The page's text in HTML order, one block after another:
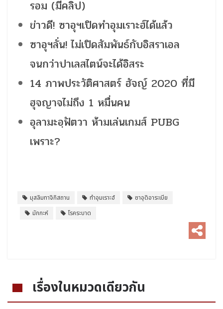
รอม (มีคลิป)
ข่าวดี! ซาอุฯเปิดทำอุมเราะฮ์ได้แล้ว
ซาอุฯลั่น! ไม่เปิดสัมพันธ์กับอิสราเอล
จนกว่าปาเลสไตน์จะได้อิสระ
14 ภาพประวัติศาสตร์ ฮัจญ์ 2020 ที่มี
ฮุจญาจไม่ถึง 1 หมื่นคน
อุลามะอฺฟัตวา ห้ามเล่นเกมส์ PUBG
เพราะ?
มุสลิมทาจิกิสถาน ทำอุมเราะฮ์
ซาอุดิอาระเบีย
มักกะห์
โรคระบาด
เรื่องในหมวดเดียวกัน